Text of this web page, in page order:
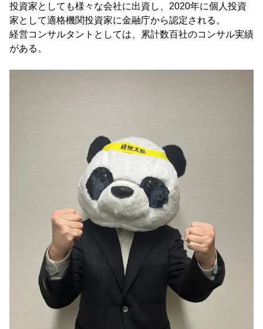
投資家としても様々な会社に出資し、2020年に個人投資
家として適格機関投資家に金融庁から認定される。
経営コンサルタントとしては、累計数百社のコンサル実績
がある。